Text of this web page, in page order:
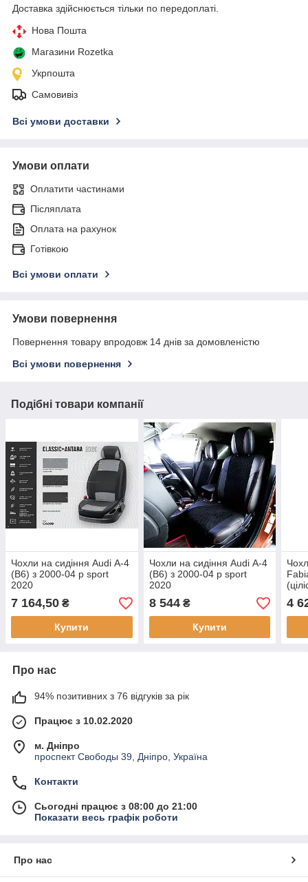
Доставка здійснюється тільки по передоплаті.
Нова Пошта
Магазини Rozetka
Укрпошта
Самовивіз
Всі умови доставки
Умови оплати
Оплатити частинами
Післяплата
Оплата на рахунок
Готівкою
Всі умови оплати
Умови повернення
Повернення товару впродовж 14 днів за домовленістю
Всі умови повернення
Подібні товари компанії
Чохли на сидіння Audi А-4
(B6) з 2000-04 р sport
2020
7 164,50 ₴
Купити
Чохли на сидіння Audi А-4
(B6) з 2000-04 р sport
2020
8 544₴
Купити
4
Про нас
94% позитивних з 76 відгуків за рік
Працює з 10.02.2020
м. Дніпро
проспект Свободы 39, Дніпро, Україна
Контакти
Сьогодні працює з 08:00 до 21:00
Показати весь графік роботи
Про нас